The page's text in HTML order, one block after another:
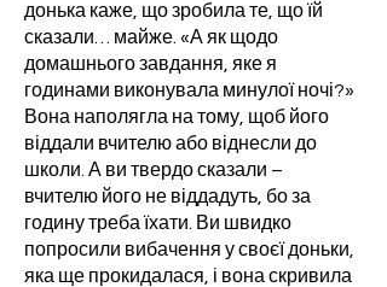
донька каже, що зробила те, що їй
сказали… майже. «А як щодо
домашнього завдання, яке я
годинами виконувала минулої ночі?»
Вона наполягла на тому, щоб його
віддали вчителю або віднесли до
школи. А ви твердо сказали –
вчителю його не віддадуть, бо за
годину треба їхати. Ви швидко
попросили вибачення у своєї доньки,
яка ще прокидалася, і вона скривила